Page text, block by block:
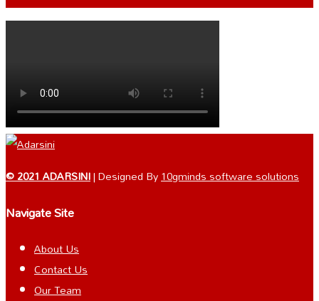
© 2021 ADARSINI| Designed By10gminds software solutions
Navigate Site
About Us
Contact Us
Our Team